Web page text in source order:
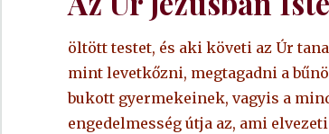
öltött testet, és aki követi az Úr
mint levetkőzni, megtagadni a
bukott gyermekeinek, vagyis a
engedelmesség útja az, ami